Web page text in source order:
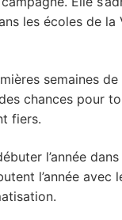
les écoles de la
semaines
chances pour
fiers.
l’année
l’année avec